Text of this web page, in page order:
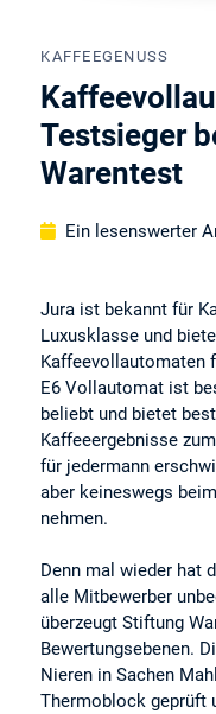
KAFFEEGENUSS
Testsieger
Warentest
Ein lesenswerter
Jura ist bekannt für
Luxusklasse und
Kaffeevollautomaten
E6 Vollautomat ist
beliebt und bietet
Kaffeeergebnisse
für jedermann
aber keineswegs
nehmen.
Denn mal wieder hat
alle Mitbewerber
überzeugt Stiftung
Bewertungsebenen.
Nieren in Sachen
Thermoblock geprüft